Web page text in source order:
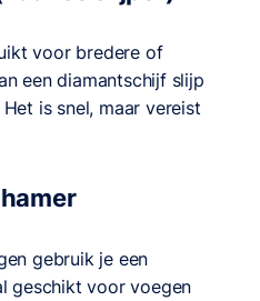
voor bredere of
een diamantschijf slijp
is snel, maar vereist
gebruik je een
geschikt voor voegen